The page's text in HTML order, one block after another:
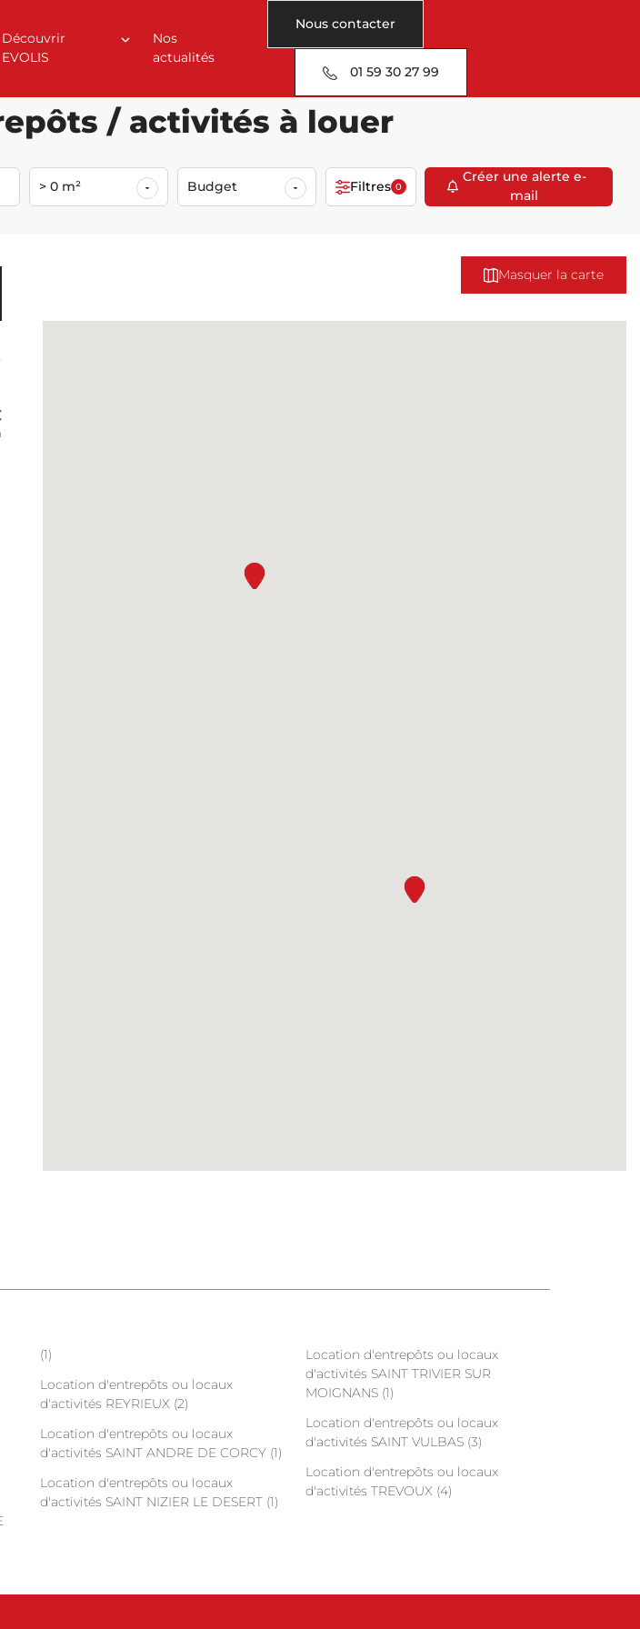
Découvrir
EVOLIS
Nos
actualités
Nous contacter
01 59 30 27 99
/ activités à louer
> 0 m² Budget Filtres 0
Créer une alerte e-
mail
Masquer la carte
(1)
Location d'entrepôts ou locaux
d'activités REYRIEUX (2)
Location d'entrepôts ou locaux
d'activités SAINT ANDRE DE CORCY (1)
Location d'entrepôts ou locaux
d'activités SAINT NIZIER LE DESERT (1)
Location d'entrepôts ou locaux
d'activités SAINT TRIVIER SUR
MOIGNANS (1)
Location d'entrepôts ou locaux
d'activités SAINT VULBAS (3)
Location d'entrepôts ou locaux
d'activités TREVOUX (4)